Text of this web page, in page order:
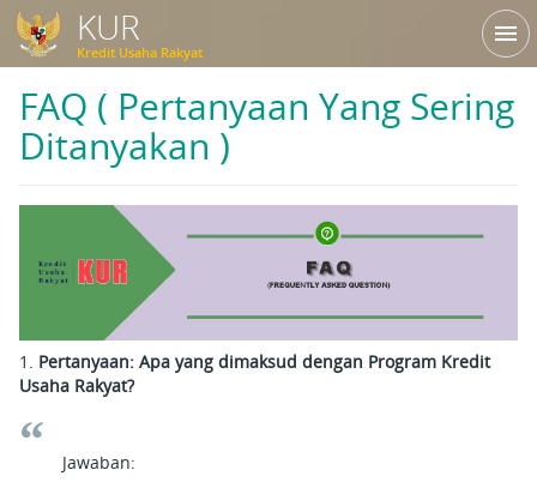
KUR
Kredit Usaha Rakyat
menu
FAQ ( Pertanyaan Yang Sering
Ditanyakan )
1. Pertanyaan: Apa yang dimaksud dengan Program Kredit
Usaha Rakyat?
Jawaban: